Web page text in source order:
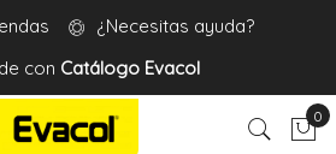
¿Necesitas ayuda?
con Catálogo Evacol
0